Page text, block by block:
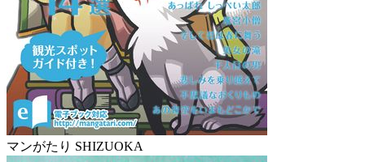
マンがたり SHIZUOKA